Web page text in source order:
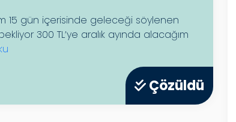
15 gün içerisinde geleceği söylenen
300 TL’ye aralık ayında alacağım
Çözüldü